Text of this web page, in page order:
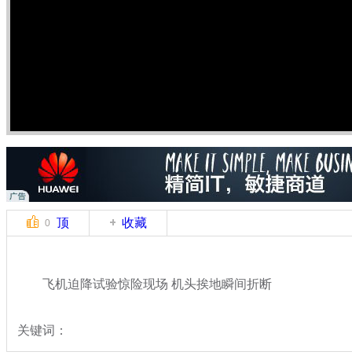
0 顶 收藏
飞机迫降试验惊险现场 机头挨地瞬间折断
关键词：